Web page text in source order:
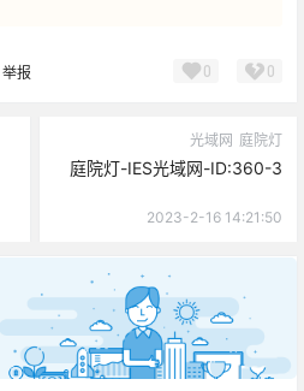
举报 0 0
光域网 庭院灯
庭院灯-IES光域网-ID:360-3
2023-2-16 14:21:50